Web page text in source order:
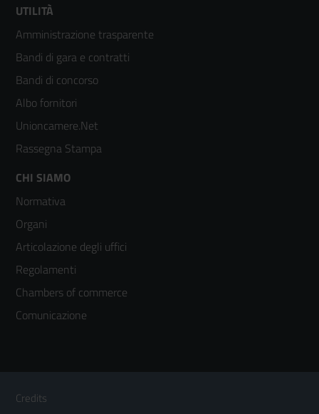
Footer
menù
colonna
2
UTILITÀ
Amministrazione trasparente
Bandi di gara e contratti
Bandi di concorso
Albo fornitori
Unioncamere.Net
Rassegna Stampa
Footer
menù
colonna
3
CHI SIAMO
Normativa
Organi
Articolazione degli uffici
Regolamenti
Chambers of commerce
Comunicazione
Footer
Credits